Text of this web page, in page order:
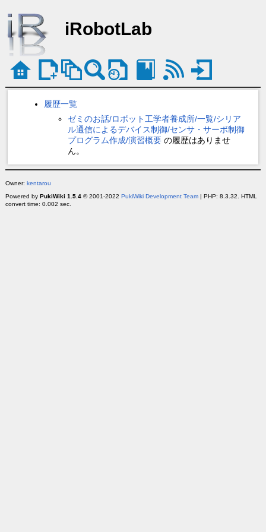
iRobotLab
履歴一覧
ゼミのお話/ロボット工学者養成所/一覧/シリア
ル通信によるデバイス制御/センサ・サーボ制御
プログラム作成/演習概要 の履歴はありませ
ん。
Owner: kentarou
Powered by PukiWiki 1.5.4© 2001-2022 PukiWiki Development Team| PHP: 8.3.32. HTML
convert time: 0.002 sec.